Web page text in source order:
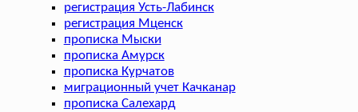
регистрация Усть-Лабинск
регистрация Мценск
прописка Мыски
прописка Амурск
прописка Курчатов
миграционный учет Качканар
прописка Салехард